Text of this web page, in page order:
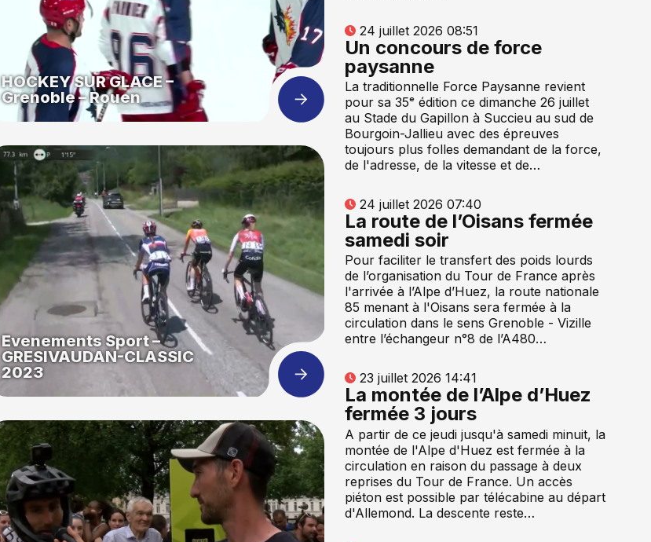
HOCKEY SUR GLACE –
Grenoble – Rouen
Evenements Sport –
GRESIVAUDAN-CLASSIC
2023
24 juillet 2026 08:51
Un concours de force
paysanne
La traditionnelle Force Paysanne revient
pour sa 35ᵉ édition ce dimanche 26 juillet
au Stade du Gapillon à Succieu au sud de
Bourgoin-Jallieu avec des épreuves
toujours plus folles demandant de la force,
de l'adresse, de la vitesse et de…
24 juillet 2026 07:40
La route de l’Oisans fermée
samedi soir
Pour faciliter le transfert des poids lourds
de l’organisation du Tour de France après
l'arrivée à l’Alpe d’Huez, la route nationale
85 menant à l'Oisans sera fermée à la
circulation dans le sens Grenoble - Vizille
entre l’échangeur n°8 de l’A480…
23 juillet 2026 14:41
La montée de l’Alpe d’Huez
fermée 3 jours
A partir de ce jeudi jusqu'à samedi minuit, la
montée de l'Alpe d'Huez est fermée à la
circulation en raison du passage à deux
reprises du Tour de France. Un accès
piéton est possible par télécabine au départ
d'Allemond. La descente reste…